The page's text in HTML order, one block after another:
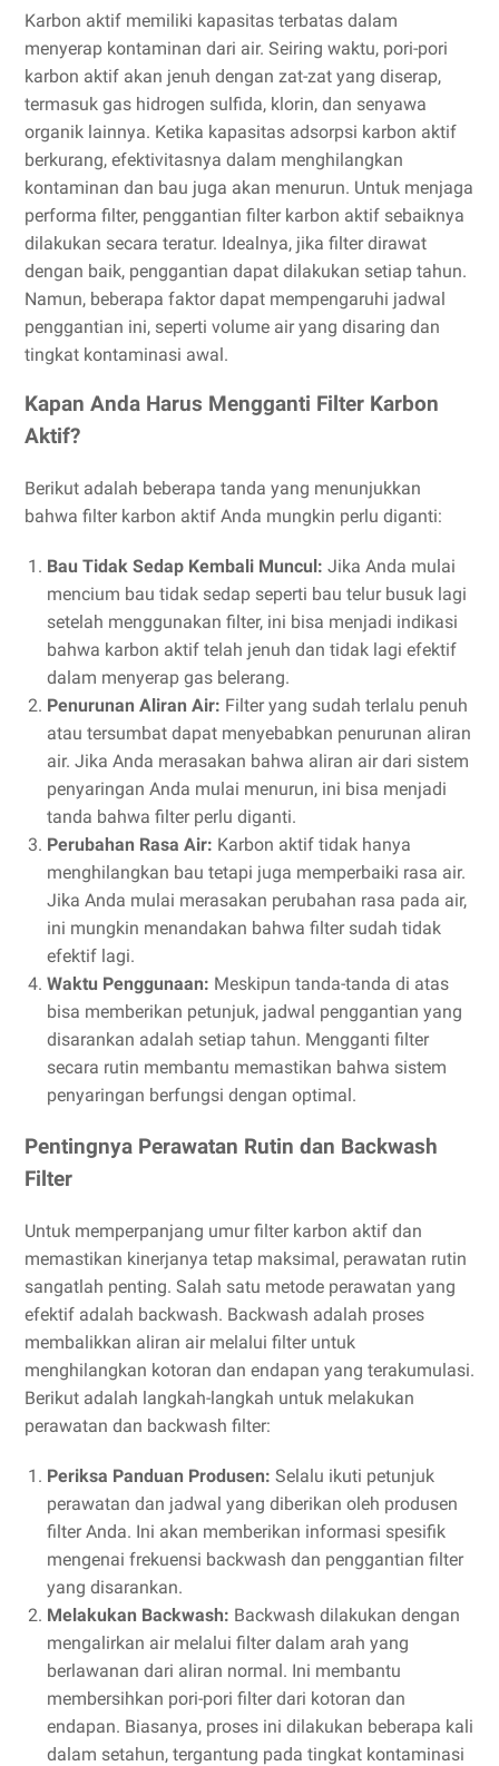
Karbon aktif memiliki kapasitas terbatas dalam
menyerap kontaminan dari air. Seiring waktu, pori-pori
karbon aktif akan jenuh dengan zat-zat yang diserap,
termasuk gas hidrogen sulfida, klorin, dan senyawa
organik lainnya. Ketika kapasitas adsorpsi karbon aktif
berkurang, efektivitasnya dalam menghilangkan
kontaminan dan bau juga akan menurun. Untuk menjaga
performa filter, penggantian filter karbon aktif sebaiknya
dilakukan secara teratur. Idealnya, jika filter dirawat
dengan baik, penggantian dapat dilakukan setiap tahun.
Namun, beberapa faktor dapat mempengaruhi jadwal
penggantian ini, seperti volume air yang disaring dan
tingkat kontaminasi awal.
Kapan Anda Harus Mengganti Filter Karbon
Aktif?
Berikut adalah beberapa tanda yang menunjukkan
bahwa filter karbon aktif Anda mungkin perlu diganti:
Bau Tidak Sedap Kembali Muncul: Jika Anda mulai
mencium bau tidak sedap seperti bau telur busuk lagi
setelah menggunakan filter, ini bisa menjadi indikasi
bahwa karbon aktif telah jenuh dan tidak lagi efektif
dalam menyerap gas belerang.
Penurunan Aliran Air: Filter yang sudah terlalu penuh
atau tersumbat dapat menyebabkan penurunan aliran
air. Jika Anda merasakan bahwa aliran air dari sistem
penyaringan Anda mulai menurun, ini bisa menjadi
tanda bahwa filter perlu diganti.
Perubahan Rasa Air: Karbon aktif tidak hanya
menghilangkan bau tetapi juga memperbaiki rasa air.
Jika Anda mulai merasakan perubahan rasa pada air,
ini mungkin menandakan bahwa filter sudah tidak
efektif lagi.
Waktu Penggunaan: Meskipun tanda-tanda di atas
bisa memberikan petunjuk, jadwal penggantian yang
disarankan adalah setiap tahun. Mengganti filter
secara rutin membantu memastikan bahwa sistem
penyaringan berfungsi dengan optimal.
Pentingnya Perawatan Rutin dan Backwash
Filter
Untuk memperpanjang umur filter karbon aktif dan
memastikan kinerjanya tetap maksimal, perawatan rutin
sangatlah penting. Salah satu metode perawatan yang
efektif adalah backwash. Backwash adalah proses
membalikkan aliran air melalui filter untuk
menghilangkan kotoran dan endapan yang terakumulasi.
Berikut adalah langkah-langkah untuk melakukan
perawatan dan backwash filter:
Periksa Panduan Produsen: Selalu ikuti petunjuk
perawatan dan jadwal yang diberikan oleh produsen
filter Anda. Ini akan memberikan informasi spesifik
mengenai frekuensi backwash dan penggantian filter
yang disarankan.
Melakukan Backwash: Backwash dilakukan dengan
mengalirkan air melalui filter dalam arah yang
berlawanan dari aliran normal. Ini membantu
membersihkan pori-pori filter dari kotoran dan
endapan. Biasanya, proses ini dilakukan beberapa kali
dalam setahun, tergantung pada tingkat kontaminasi